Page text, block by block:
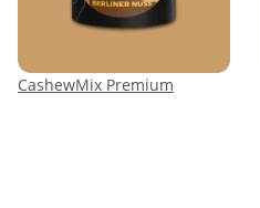
CashewMix Premium